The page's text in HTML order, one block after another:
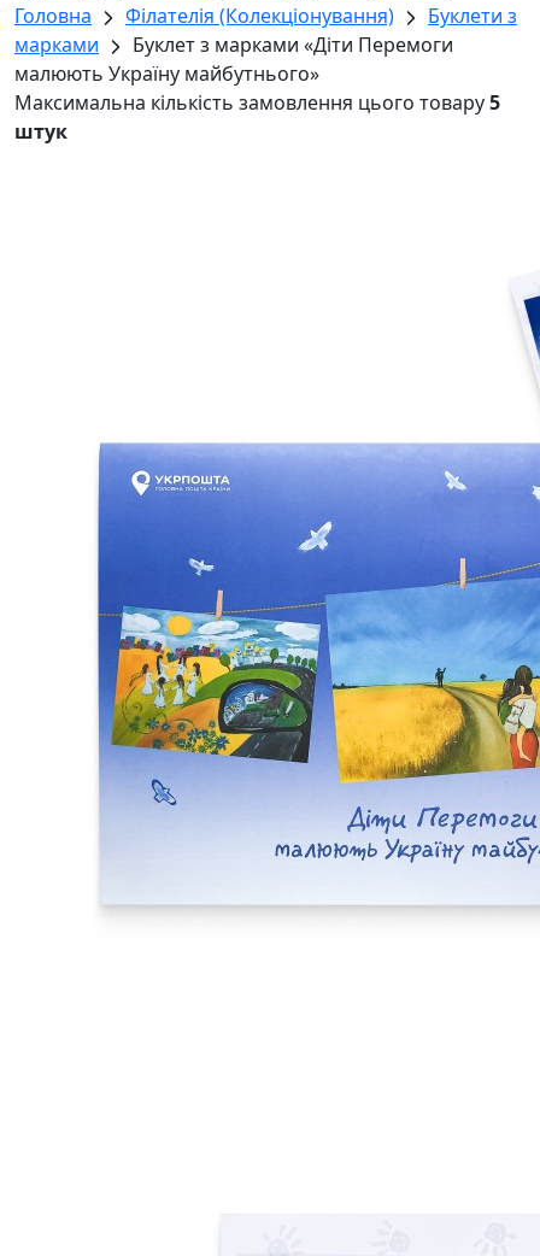
Головна
Філателія (Колекціонування)
Буклети з
марками
Буклет з марками «Діти Перемоги
малюють Україну майбутнього»
Максимальна кількість замовлення цього товару5
штук